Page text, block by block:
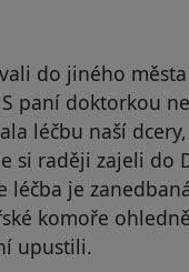
do jiného
paní doktorkou
léčbu naší
si raději zajeli do
léčba je
komoře
upustili.